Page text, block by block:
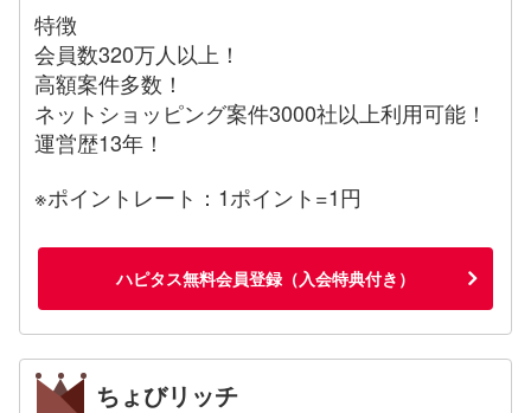
特徴
会員数320万人以上！
高額案件多数！
ネットショッピング案件3000社以上利用可能！
運営歴13年！
※ポイントレート：1ポイント=1円
ハピタス無料会員登録（入会特典付き）
ちょびリッチ